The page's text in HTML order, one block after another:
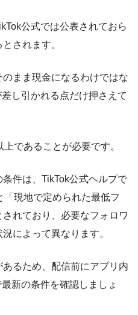
公式では公表されておら
されます。
まま現金になるわけではな
し引かれる点だけ押さえて
であることが必要です。
件は、TikTok公式ヘルプで
現地で定められた最低フ
れており、必要なフォロワ
によって異なります。
るため、配信前にアプリ内
新の条件を確認しましょ